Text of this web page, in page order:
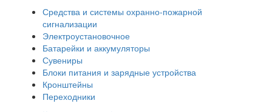
Средства и системы охранно-пожарной
сигнализации
Электроустановочное
Батарейки и аккумуляторы
Сувениры
Блоки питания и зарядные устройства
Кронштейны
Переходники